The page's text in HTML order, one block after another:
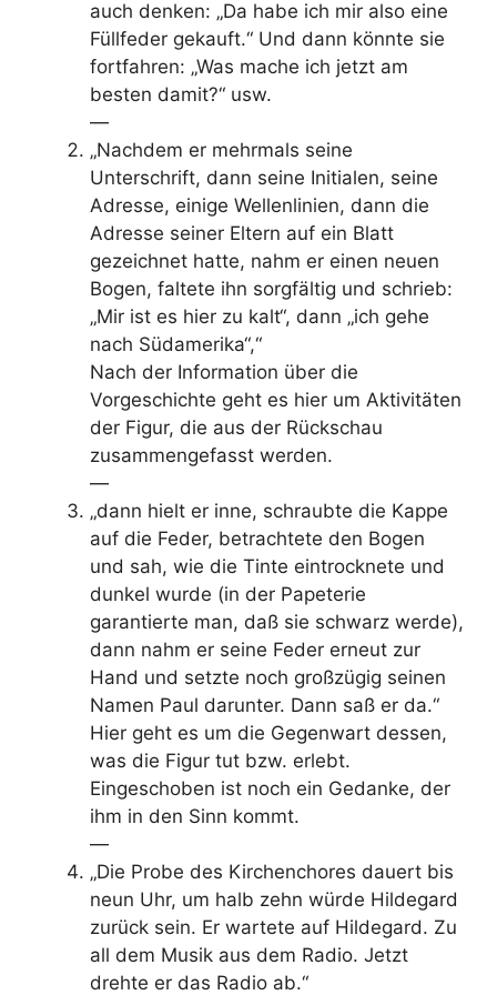
auch denken: „Da habe ich mir also eine
Füllfeder gekauft.“ Und dann könnte sie
fortfahren: „Was mache ich jetzt am
besten damit?“ usw.
—
„Nachdem er mehrmals seine
Unterschrift, dann seine Ini­tialen, seine
Adresse, einige Wellenlinien, dann die
Adres­se seiner Eltern auf ein Blatt
gezeichnet hatte, nahm er ei­nen neuen
Bogen, faltete ihn sorgfältig und schrieb:
„Mir ist es hier zu kalt“, dann „ich gehe
nach Südamerika“,“
Nach der Information über die
Vorgeschichte geht es hier um Aktivitäten
der Figur, die aus der Rückschau
zusammengefasst werden.
—
„dann hielt er inne, schraubte die Kappe
auf die Feder, be­trachtete den Bogen
und sah, wie die Tinte eintrocknete und
dunkel wurde (in der Papeterie
garantierte man, daß sie schwarz werde),
dann nahm er seine Feder erneut zur
Hand und setzte noch großzügig seinen
Namen Paul dar­unter. Dann saß er da.“
Hier geht es um die Gegenwart dessen,
was die Figur tut bzw. erlebt.
Eingeschoben ist noch ein Gedanke, der
ihm in den Sinn kommt.
—
„Die Probe des Kirchenchores dauert bis
neun Uhr, um halb zehn würde Hildegard
zurück sein. Er wartete auf Hildegard. Zu
all dem Musik aus dem Radio. Jetzt
drehte er das Radio ab.“